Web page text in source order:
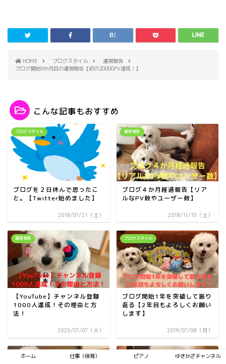
HOME ブログスタイル
運営報告
ブログ開始9か月目の運営報告【初の20000PV達成！】
こんな記事もおすすめ
ブログスタイル
ブログを２日休んで思ったこ
と。【Twitter始めました】
2018/07/21（土）
運営報告
ブログ４か月経過報告【リア
ルなPV数やユーザー数】
2018/11/10（土）
運営報告
【YouTube】チャンネル登録
1000人達成！その理由と方
法！
2020/07/07（火）
ブログスタイル
ブログ開始1年を突破して振り
返る【2年目もよろしくお願い
します】
2019/07/08（月）
ブログスタイル 運営報告
ホーム 仕事（保育） ピアノ ゆきかざチャンネル